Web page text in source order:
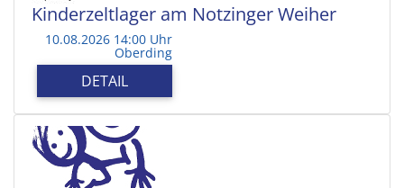
Kinderzeltlager am Notzinger Weiher
10.08.2026 14:00 Uhr
Oberding
DETAIL